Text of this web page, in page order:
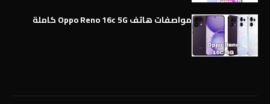
مواصفات هاتف Oppo Reno 16c 5G كاملة